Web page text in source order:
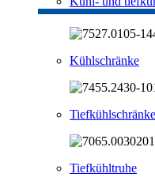
Kühlschränke
Tiefkühlschränke
Tiefkühltruhe